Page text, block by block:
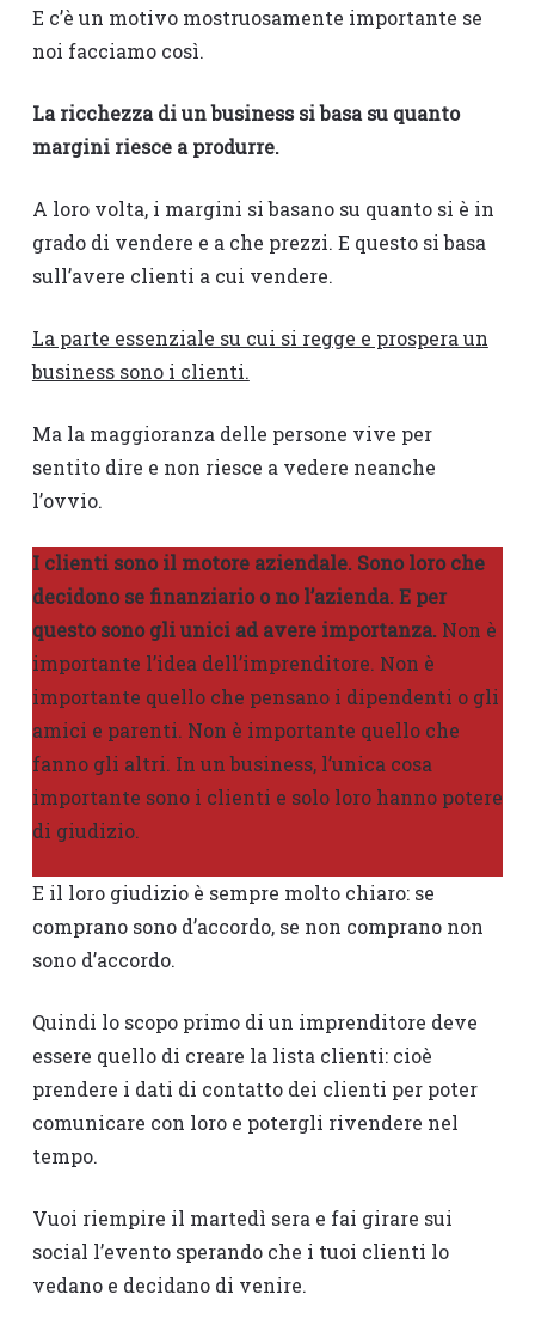
E c’è un motivo mostruosamente importante se
noi facciamo così.
La ricchezza di un business si basa su quanto
margini riesce a produrre.
A loro volta, i margini si basano su quanto si è in
grado di vendere e a che prezzi. E questo si basa
sull’avere clienti a cui vendere.
La parte essenziale su cui si regge e prospera un
business sono i clienti.
Ma la maggioranza delle persone vive per
sentito dire e non riesce a vedere neanche
l’ovvio.
I clienti sono il motore aziendale. Sono loro che
decidono se finanziario o no l’azienda. E per
questo sono gli unici ad avere importanza.Non è
importante l’idea dell’imprenditore. Non è
importante quello che pensano i dipendenti o gli
amici e parenti. Non è importante quello che
fanno gli altri. In un business, l’unica cosa
importante sono i clienti e solo loro hanno potere
di giudizio.
E il loro giudizio è sempre molto chiaro: se
comprano sono d’accordo, se non comprano non
sono d’accordo.
Quindi lo scopo primo di un imprenditore deve
essere quello di creare la lista clienti: cioè
prendere i dati di contatto dei clienti per poter
comunicare con loro e potergli rivendere nel
tempo.
Vuoi riempire il martedì sera e fai girare sui
social l’evento sperando che i tuoi clienti lo
vedano e decidano di venire.